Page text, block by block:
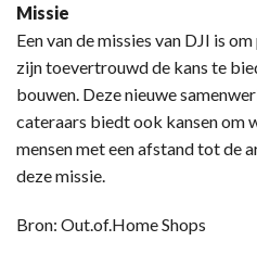
Missie
Een van de missies van DJI is
zijn toevertrouwd de kans te
bouwen. Deze nieuwe
cateraars biedt ook kansen om
mensen met een afstand tot de
deze missie.
Bron: Out.of.Home Shops